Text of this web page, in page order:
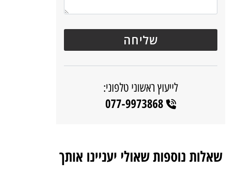
לייעוץ ראשוני טלפוני:
077-9973868
שאלות נוספות שאולי יעניינו אותך